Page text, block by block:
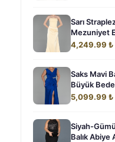
Sarı
Mezuniyet
4,249.99 ₺
Saks Mavi
Büyük
5,099.99 ₺
Siyah-
Balık Abiye